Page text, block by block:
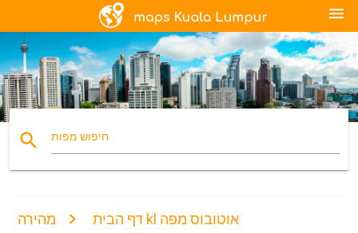
menu
search חיפוש מפות
דף הבית מהירה kl אוטובוס מפה